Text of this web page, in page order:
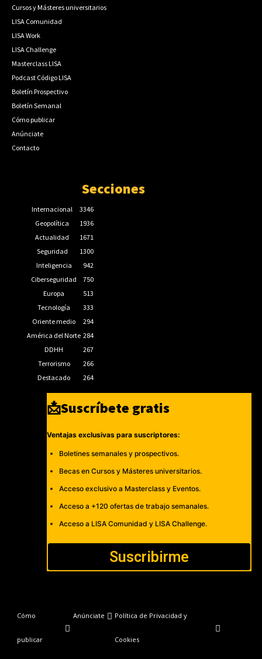
Cursos y Másteres universitarios
LISA Comunidad
LISA Work
LISA Challenge
Masterclass LISA
Podcast Código LISA
Boletín Prospectivo
Boletín Semanal
Cómo publicar
Anúnciate
Contacto
Secciones
Internacional
3346
Geopolítica
1936
Actualidad
1671
Seguridad
1300
Inteligencia
942
Ciberseguridad
750
Europa
513
Tecnología
333
Oriente medio
294
América del Norte 284
DDHH
267
Terrorismo
266
Destacado
264
📩Suscríbete gratis
Ventajas exclusivas para suscriptores:
Boletines semanales y prospectivos.
Becas en Cursos y Másteres universitarios.
Acceso exclusivo a Masterclass y Eventos.
Acceso a +120 ofertas de trabajo semanales.
Acceso a LISA Comunidad y LISA Challenge.
Suscribirme
Cómo
publicar
Anúnciate Política de Privacidad y
Cookies